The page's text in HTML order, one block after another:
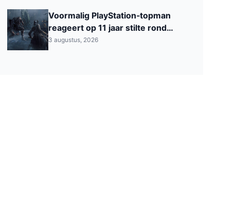
Voormalig PlayStation‑topman
reageert op 11 jaar stilte rond
Bloodborne
3 augustus, 2026